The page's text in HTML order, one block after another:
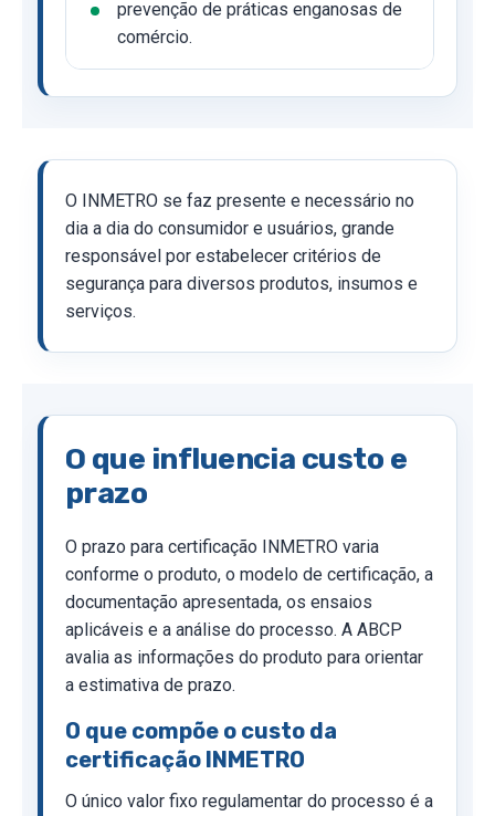
prevenção de práticas enganosas de
comércio.
O INMETRO se faz presente e necessário no
dia a dia do consumidor e usuários, grande
responsável por estabelecer critérios de
segurança para diversos produtos, insumos e
serviços.
O que influencia custo e
prazo
O prazo para certificação INMETRO varia
conforme o produto, o modelo de certificação, a
documentação apresentada, os ensaios
aplicáveis e a análise do processo. A ABCP
avalia as informações do produto para orientar
a estimativa de prazo.
O que compõe o custo da
certificação INMETRO
O único valor fixo regulamentar do processo é a